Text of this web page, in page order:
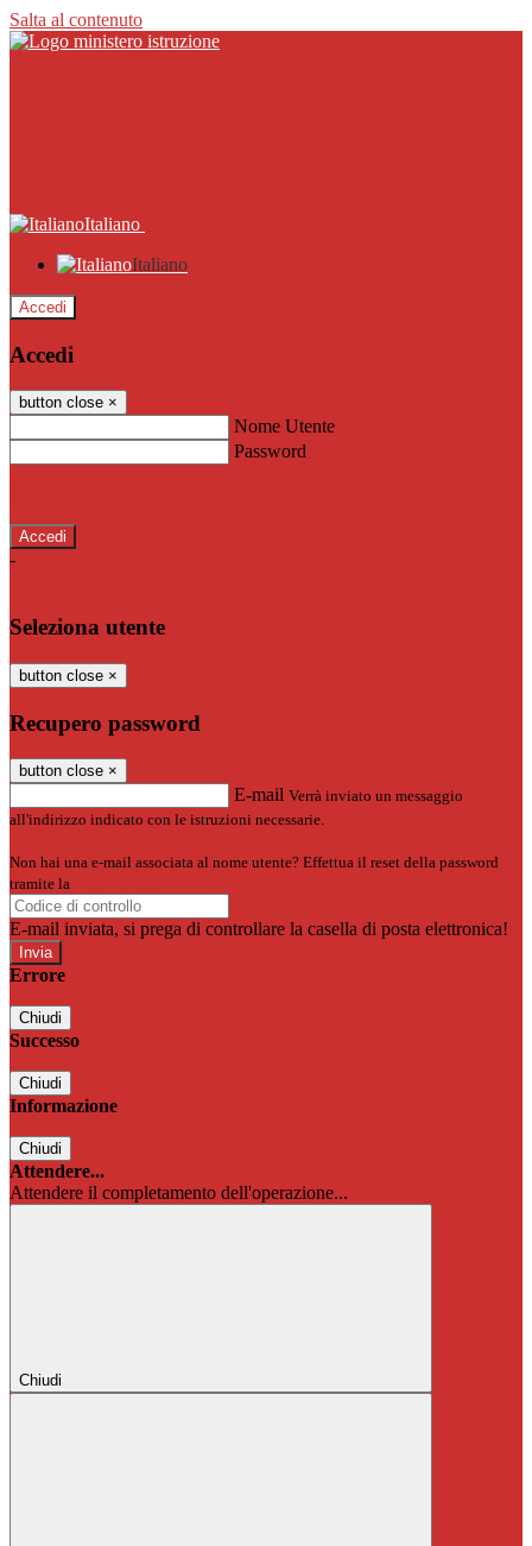
Salta al contenuto
Italiano
Italiano
Accedi
Accedi
button close ×
Nome Utente
Password
-
Seleziona utente
button close ×
Recupero password
button close ×
E-mail Verrà inviato un messaggio
all'indirizzo indicato con le istruzioni necessarie.
Non hai una e-mail associata al nome utente? Effettua il reset della password
tramite la
E-mail inviata, si prega di controllare la casella di posta elettronica!
Errore
Chiudi
Successo
Chiudi
Informazione
Chiudi
Attendere...
Attendere il completamento dell'operazione...
Chiudi